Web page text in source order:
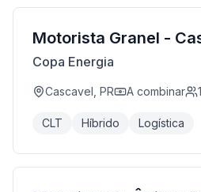
Motorista Granel -
Copa Energia
Cascavel, PR A combinar 1
CLT Híbrido Logística